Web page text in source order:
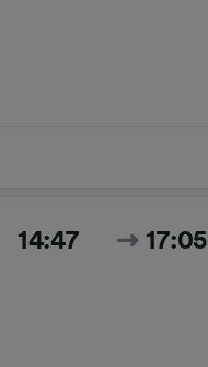
14:47 17:05